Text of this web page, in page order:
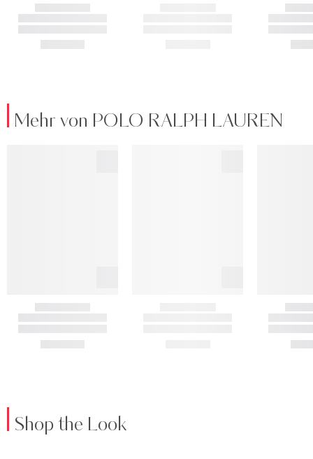
Mehr von POLO RALPH LAUREN
Shop the Look